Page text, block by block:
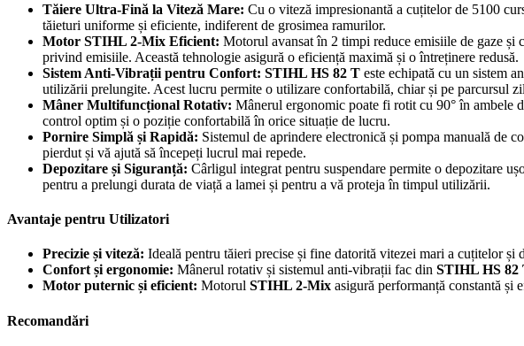
Tăiere Ultra-Fină la Viteză Mare: Cu o viteză impresionantă a cuțitelor de 5100
tăieturi uniforme și eficiente, indiferent de grosimea ramurilor.
Motor STIHL 2-Mix Eficient: Motorul avansat în 2 timpi reduce emisiile de gaze
privind emisiile. Această tehnologie asigură o eficiență maximă și o întreținere redusă.
Sistem Anti-Vibrații pentru Confort: STIHL HS 82 T este echipată cu un sistem
utilizării prelungite. Acest lucru permite o utilizare confortabilă, chiar și pe parcursul
Mâner Multifuncțional Rotativ: Mânerul ergonomic poate fi rotit cu 90° în ambele
control optim și o poziție confortabilă în orice situație de lucru.
Pornire Simplă și Rapidă: Sistemul de aprindere electronică și pompa manuală de
pierdut și vă ajută să începeți lucrul mai repede.
Depozitare și Siguranță: Cârligul integrat pentru suspendare permite o depozitare
pentru a prelungi durata de viață a lamei și pentru a vă proteja în timpul utilizării.
Avantaje pentru Utilizatori
Precizie și viteză: Ideală pentru tăieri precise și fine datorită vitezei mari a cuțitelor
Confort și ergonomie: Mânerul rotativ și sistemul anti-vibrații fac din STIHL HS 82
Motor puternic și eficient: Motorul STIHL 2-Mix asigură performanță constantă și
Recomandări